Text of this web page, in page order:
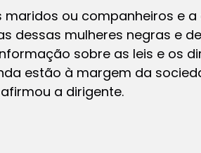
maridos ou companheiros e
dessas mulheres negras e
sobre as leis e os
estão à margem da
a dirigente.